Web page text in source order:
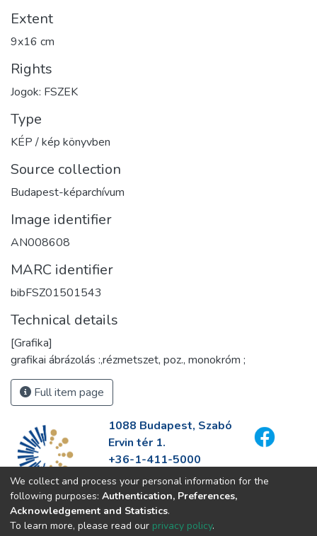
Extent
9x16 cm
Rights
Jogok: FSZEK
Type
KÉP / kép könyvben
Source collection
Budapest-képarchívum
Image identifier
AN008608
MARC identifier
bibFSZ01501543
Technical details
[Grafika]
grafikai ábrázolás :,rézmetszet, poz., monokróm ;
Full item page
1088 Budapest, Szabó
Ervin tér 1.
+36-1-411-5000
info@fszek.hu
https://fszek.hu
We collect and process your personal information for the
following purposes: Authentication, Preferences,
Acknowledgement and Statistics.
To learn more, please read our privacy policy.